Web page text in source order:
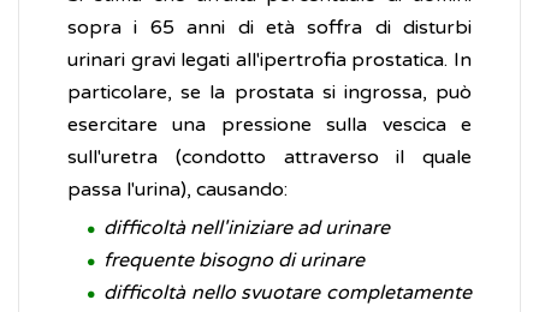
sopra i 65 anni di età soffra di disturbi
urinari gravi legati all'ipertrofia prostatica. In
particolare, se la prostata si ingrossa, può
esercitare una pressione sulla vescica e
sull'uretra (condotto attraverso il quale
passa l'urina), causando:
difficoltà nell'iniziare ad urinare
frequente bisogno di urinare
difficoltà nello svuotare completamente